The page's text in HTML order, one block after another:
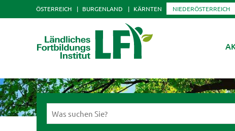
ÖSTERREICH BURGENLAND KÄRNTEN NIEDERÖSTERREICH